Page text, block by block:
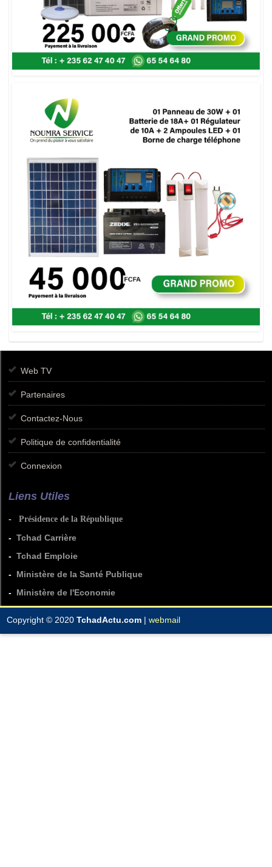
Web TV
Partenaires
Contactez-Nous
Politique de confidentialité
Connexion
Liens Utiles
- Présidence de la République
- Tchad Carrière
- Tchad Emploie
- Ministère de la Santé Publique
- Ministère de l'Economie
Copyright © 2020 TchadActu.com | webmail